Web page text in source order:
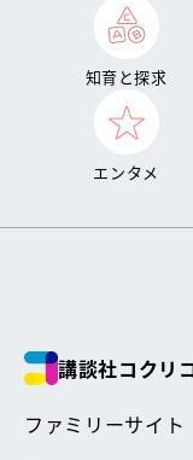
知育と探求
エンタメ
講談社コクリ
ファミリーサイト